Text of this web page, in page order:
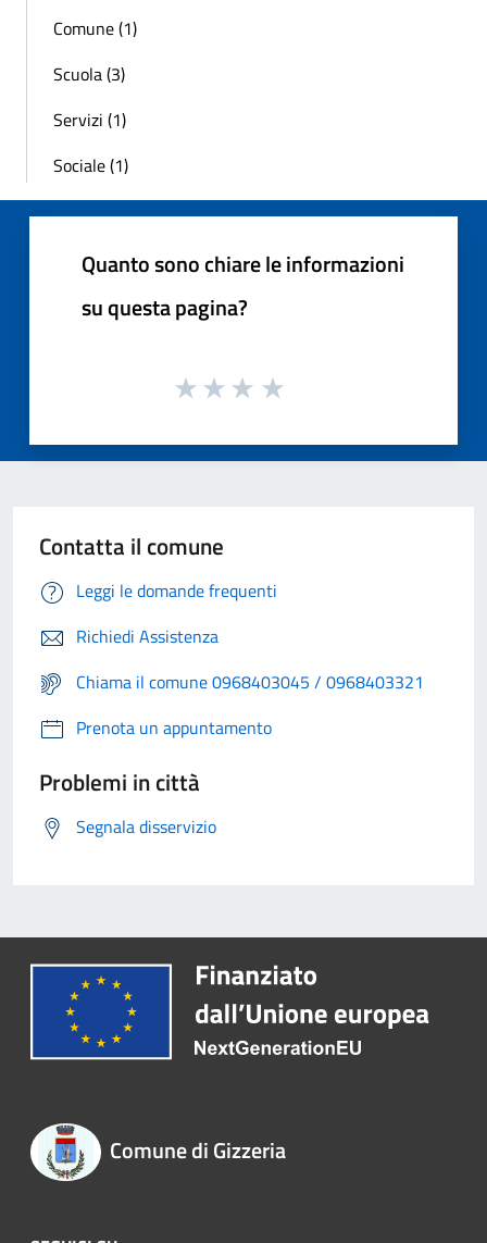
Comune (1)
Scuola (3)
Servizi (1)
Sociale (1)
Quanto sono chiare le informazioni
su questa pagina?
Contatta il comune
Leggi le domande frequenti
Richiedi Assistenza
Chiama il comune 0968403045 / 0968403321
Prenota un appuntamento
Problemi in città
Segnala disservizio
Comune di Gizzeria